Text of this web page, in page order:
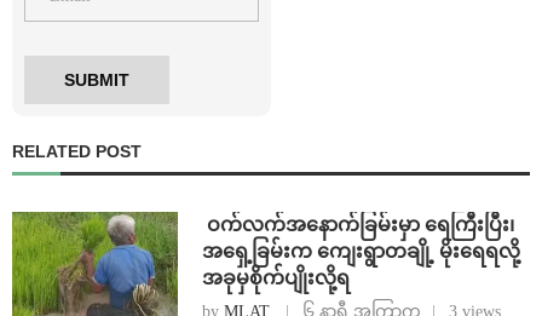
RELATED POST
⁩ ⁨ဝက်လက်အနောက်ခြမ်းမှာ ရေကြီးပြီး၊
အရှေ့ခြမ်းက ကျေးရွာတချို့ မိုးရေရလို့
အခုမှစိုက်ပျိုးလို့ရ
by MLAT ၆ နာရီ အကြာက 3 views